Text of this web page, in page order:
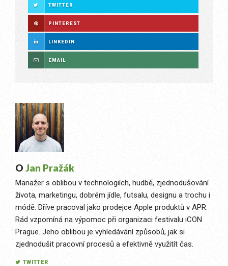
TWITTER
PINTEREST
LINKEDIN
EMAIL
O Jan Pražák
Manažer s oblibou v technologiích, hudbě, zjednodušování
života, marketingu, dobrém jídle, futsalu, designu a trochu i
módě. Dříve pracoval jako prodejce Apple produktů v APR.
Rád vzpomíná na výpomoc při organizaci festivalu iCON
Prague. Jeho oblibou je vyhledávání způsobů, jak si
zjednodušit pracovní procesů a efektivně využitít čas.
TWITTER